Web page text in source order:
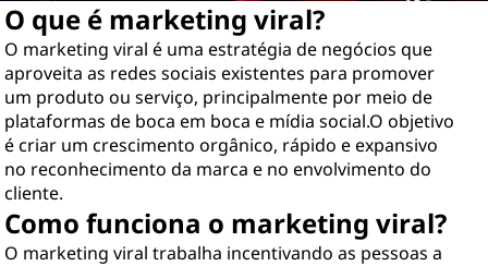
O que é marketing viral?
O marketing viral é uma estratégia de negócios que
aproveita as redes sociais existentes para promover
um produto ou serviço, principalmente por meio de
plataformas de boca em boca e mídia social.O objetivo
é criar um crescimento orgânico, rápido e expansivo
no reconhecimento da marca e no envolvimento do
cliente.
Como funciona o marketing viral?
O marketing viral trabalha incentivando as pessoas a